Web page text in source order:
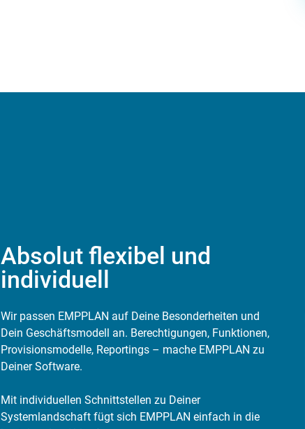
Absolut flexibel und
individuell
Wir passen EMPPLAN auf Deine Besonderheiten und
Dein Geschäftsmodell an. Berechtigungen, Funktionen,
Provisionsmodelle, Reportings – mache EMPPLAN zu
Deiner Software.
Mit individuellen Schnittstellen zu Deiner
Systemlandschaft fügt sich EMPPLAN einfach in die